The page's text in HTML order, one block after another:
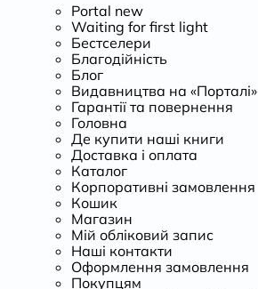
Portal new
Waiting for first light
Бестселери
Благодійність
Блог
Видавництва на «Порталі»
Гарантії та повернення
Головна
Де купити наші книги
Доставка і оплата
Каталог
Корпоративні замовлення
Кошик
Магазин
Мій обліковий запис
Наші контакти
Оформлення замовлення
Покупцям